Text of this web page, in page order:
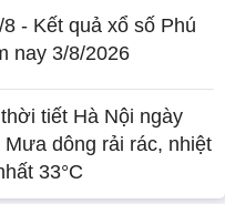
- Kết quả xổ số Phú
nay 3/8/2026
tiết Hà Nội ngày
Mưa dông rải rác, nhiệt
33°C